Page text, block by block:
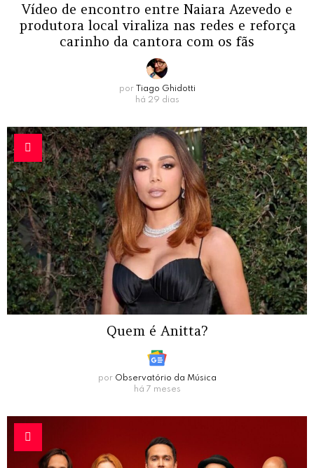
Vídeo de encontro entre Naiara Azevedo e
produtora local viraliza nas redes e reforça
carinho da cantora com os fãs
por
Tiago Ghidotti
há 29 dias
Quem é Anitta?
por Observatório da Música
há 7 meses